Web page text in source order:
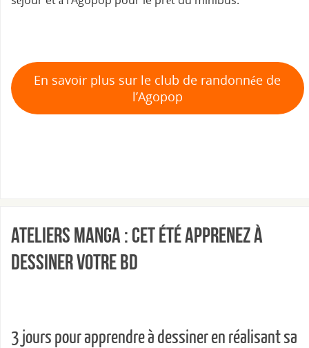
En savoir plus sur le club de randonnée de
l’Agopop
Ateliers Manga : cet été apprenez à
dessiner votre BD
3 jours pour apprendre à dessiner en réalisant sa